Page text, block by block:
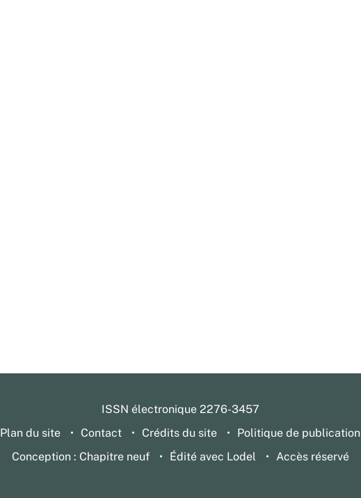
ISSN électronique 2276-3457
Plan du site
Contact Crédits du site
Politique de publication
Conception : Chapitre neuf
Édité avec Lodel Accès réservé